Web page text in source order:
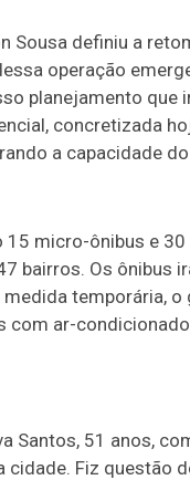
Sousa definiu a
operação
planejamento
concretizada
a capacidade
micro-ônibus e
bairros. Os
temporária,
ar-
Santos, 51 anos,
Fiz questão